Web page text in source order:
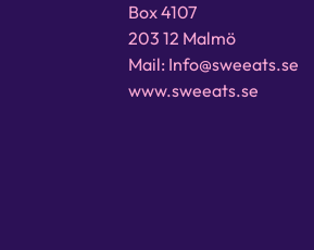
Box 4107
203 12 Malmö
Mail: Info@sweeats.se
www.sweeats.se